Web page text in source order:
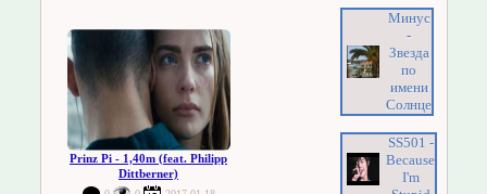
Prinz Pi - 1,40m (feat. Philipp
Dittberner)
Минус
-
Звезда
по
имени
Солнце
SS501 -
Because
I'm